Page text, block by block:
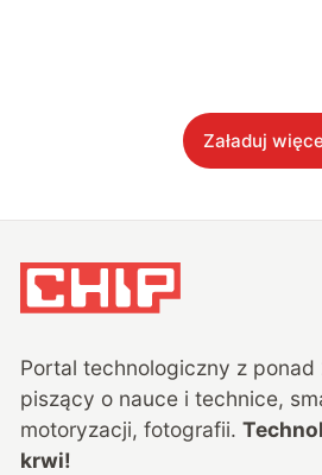
Załaduj
Portal technologiczny z ponad
piszący o nauce i technice,
motoryzacji, fotografii.
krwi!